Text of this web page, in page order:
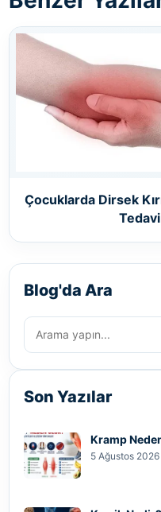
Çocuklarda Dirsek
Tedavi
Blog'da Ara
Son Yazılar
Kramp
5 Ağustos 2026